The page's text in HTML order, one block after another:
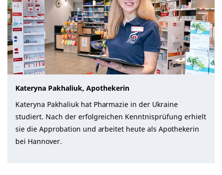
Kateryna Pakhaliuk, Apothekerin
Kateryna Pakhaliuk hat Pharmazie in der Ukraine
studiert. Nach der erfolgreichen Kenntnisprüfung erhielt
sie die Approbation und arbeitet heute als Apothekerin
bei Hannover.